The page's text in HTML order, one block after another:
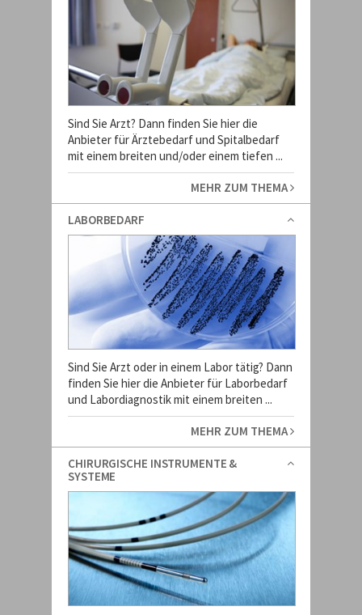
Sind Sie Arzt? Dann finden Sie hier die
Anbieter für Ärztebedarf und Spitalbedarf
mit einem breiten und/oder einem tiefen ...
MEHR ZUM THEMA
LABORBEDARF
Sind Sie Arzt oder in einem Labor tätig? Dann
finden Sie hier die Anbieter für Laborbedarf
und Labordiagnostik mit einem breiten ...
MEHR ZUM THEMA
CHIRURGISCHE INSTRUMENTE &
SYSTEME